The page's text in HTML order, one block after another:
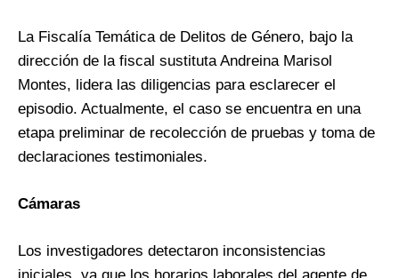
La Fiscalía Temática de Delitos de Género, bajo la
dirección de la fiscal sustituta Andreina Marisol
Montes, lidera las diligencias para esclarecer el
episodio. Actualmente, el caso se encuentra en una
etapa preliminar de recolección de pruebas y toma de
declaraciones testimoniales.
Cámaras
Los investigadores detectaron inconsistencias